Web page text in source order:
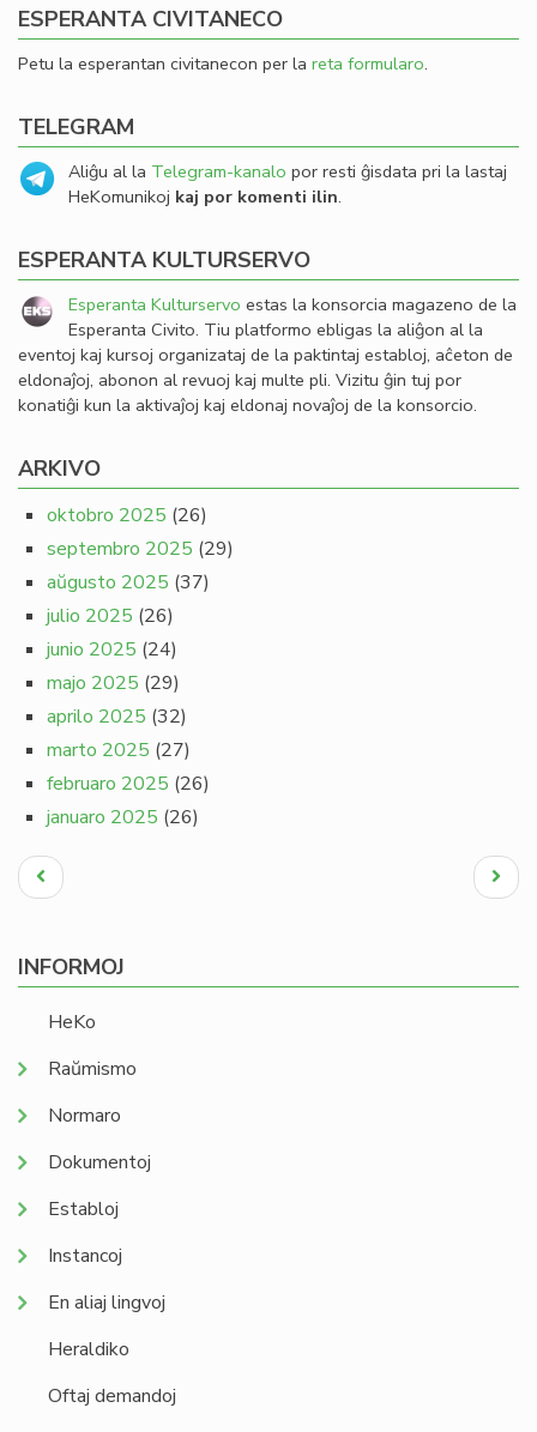
ESPERANTA CIVITANECO
Petu la esperantan civitanecon per la reta formularo.
TELEGRAM
Aliĝu al la Telegram-kanalo por resti ĝisdata pri la lastaj
HeKomunikoj kaj por komenti ilin.
ESPERANTA KULTURSERVO
Esperanta Kulturservo estas la konsorcia magazeno de la
Esperanta Civito. Tiu platformo ebligas la aliĝon al la
eventoj kaj kursoj organizataj de la paktintaj establoj, aĉeton de
eldonaĵoj, abonon al revuoj kaj multe pli. Vizitu ĝin tuj por
konatiĝi kun la aktivaĵoj kaj eldonaj novaĵoj de la konsorcio.
ARKIVO
oktobro 2025 (26)
septembro 2025 (29)
aŭgusto 2025 (37)
julio 2025 (26)
junio 2025 (24)
majo 2025 (29)
aprilo 2025 (32)
marto 2025 (27)
februaro 2025 (26)
januaro 2025 (26)
Pagination
Antaŭa
paĝo
Next
page
INFORMOJ
HeKo
Raŭmismo
Normaro
Dokumentoj
Establoj
Instancoj
En aliaj lingvoj
Heraldiko
Oftaj demandoj